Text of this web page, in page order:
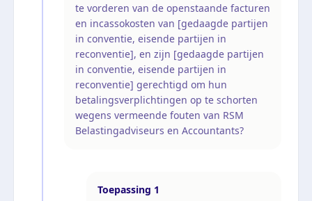
te vorderen van de openstaande facturen
en incassokosten van [gedaagde partijen
in conventie, eisende partijen in
reconventie], en zijn [gedaagde partijen
in conventie, eisende partijen in
reconventie] gerechtigd om hun
betalingsverplichtingen op te schorten
wegens vermeende fouten van RSM
Belastingadviseurs en Accountants?
Toepassing 1